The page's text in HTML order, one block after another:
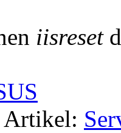
iisreset
Artikel: